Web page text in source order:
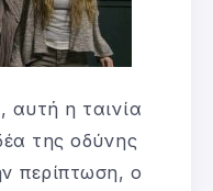
η ταινία
της οδύνης
περίπτωση, ο